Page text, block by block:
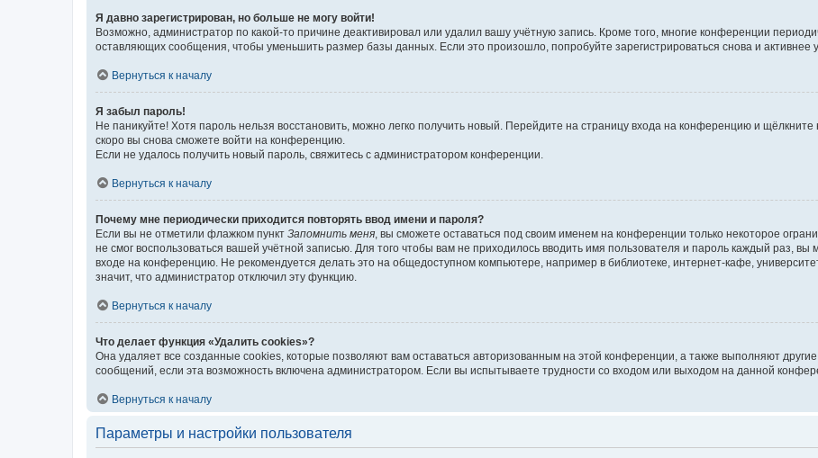
Я давно зарегистрирован, но больше не могу войти!
Возможно, администратор по какой-то причине деактивировал или удалил вашу учётную запись. Кроме того, многие конференции
оставляющих сообщения, чтобы уменьшить размер базы данных. Если это произошло, попробуйте зарегистрироваться снова и активнее
Вернуться к началу
Я забыл пароль!
Не паникуйте! Хотя пароль нельзя восстановить, можно легко получить новый. Перейдите на страницу входа на конференцию и щёлкните
скоро вы снова сможете войти на конференцию.
Если не удалось получить новый пароль, свяжитесь с администратором конференции.
Вернуться к началу
Почему мне периодически приходится повторять ввод имени и пароля?
Если вы не отметили флажком пункт Запомнить меня , вы сможете оставаться под своим именем на конференции только некоторое
не смог воспользоваться вашей учётной записью. Для того чтобы вам не приходилось вводить имя пользователя и пароль каждый раз,
входе на конференцию. Не рекомендуется делать это на общедоступном компьютере, например в библиотеке, интернет-кафе,
значит, что администратор отключил эту функцию.
Вернуться к началу
Что делает функция «Удалить cookies»?
Она удаляет все созданные cookies, которые позволяют вам оставаться авторизованным на этой конференции, а также выполняют
сообщений, если эта возможность включена администратором. Если вы испытываете трудности со входом или выходом на данной
Вернуться к началу
Параметры и настройки пользователя